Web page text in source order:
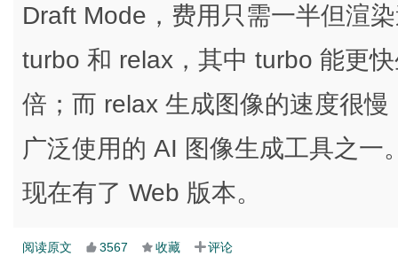
Draft Mode，费用只需一半但渲
turbo 和 relax，其中 turbo 能更
倍；而 relax 生成图像的速度很
广泛使用的 AI 图像生成工具之
现在有了 Web 版本。
阅读原文 3567 收藏 评论